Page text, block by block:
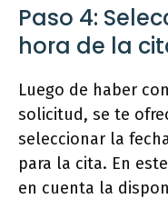
Paso 4:
hora de la
Luego de haber
solicitud, se te
seleccionar la
para la cita. En
en cuenta la